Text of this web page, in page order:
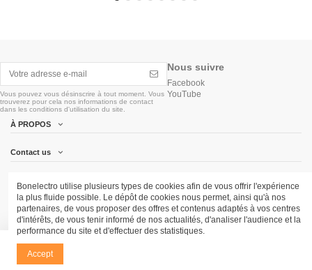
Vous pouvez vous désinscrire à tout moment. Vous
trouverez pour cela nos informations de contact
dans les conditions d'utilisation du site.
Nous suivre
Facebook
YouTube
À PROPOS
Contact us
Newsletter
Copyright © 2026 Bonelectro,Tous les droits sont réservés.
Bonelectro utilise plusieurs types de cookies afin de vous offrir l'expérience
la plus fluide possible. Le dépôt de cookies nous permet, ainsi qu'à nos
partenaires, de vous proposer des offres et contenus adaptés à vos centres
d'intérêts, de vous tenir informé de nos actualités, d'analiser l'audience et la
performance du site et d'effectuer des statistiques.
Accept